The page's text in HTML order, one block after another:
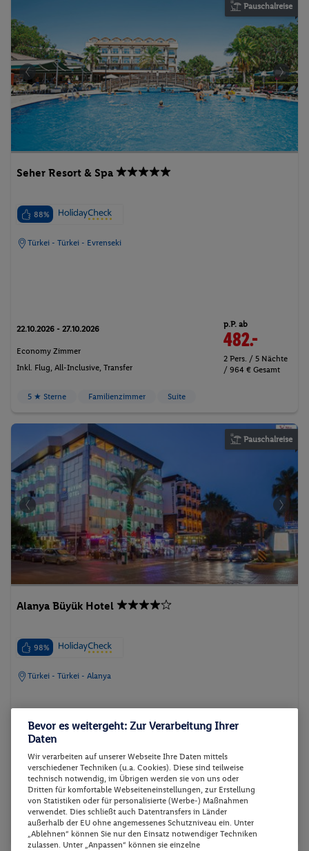
Pauschalreise
Seher Resort & Spa
88%
Türkei - Türkei - Evrenseki
22.10.2026 - 27.10.2026
Economy Zimmer
Inkl. Flug, All-Inclusive, Transfer
p.P. ab
482.-
2 Pers. / 5 Nächte
/ 964 € Gesamt
5 ★ Sterne Familienzimmer Suite
Pauschalreise
Alanya Büyük Hotel
98%
Türkei - Türkei - Alanya
07.10.2026 - 12.10.2026
DOPPELZIMMER
Inkl. Flug,Frühstück
p.P. ab
363.-
2 Pers. / 5 Nächte
/ 726 € Gesamt
Strand Aktivurlaub Wellnessurlaub
Bevor es weitergeht: Zur Verarbeitung Ihrer
Daten
Wir verarbeiten auf unserer Webseite Ihre Daten mittels
verschiedener Techniken (u.a. Cookies). Diese sind teilweise
technisch notwendig, im Übrigen werden sie von uns oder
Dritten für komfortable Webseiteneinstellungen, zur Erstellung
von Statistiken oder für personalisierte (Werbe-) Maßnahmen
verwendet. Dies schließt auch Datentransfers in Länder
außerhalb der EU ohne angemessenes Schutzniveau ein. Unter
„Ablehnen“ können Sie nur den Einsatz notwendiger Techniken
zulassen. Unter „Anpassen“ können sie einzelne